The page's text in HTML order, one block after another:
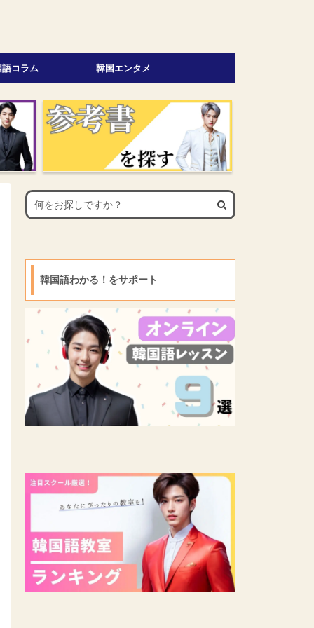
コラム 韓国エンタメ
韓国語わかる！をサポート